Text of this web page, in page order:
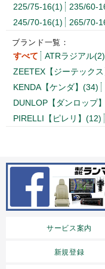
225/75-16(1) 235/60-
245/70-16(1)
265/70-
ブランド一覧：
すべて ATRラジアル(2)
ZEETEX【ジーテック
KENDA【ケンダ】(34)
DUNLOP【ダンロップ
PIRELLI【ピレリ】(12)
サービス案内
新規登録